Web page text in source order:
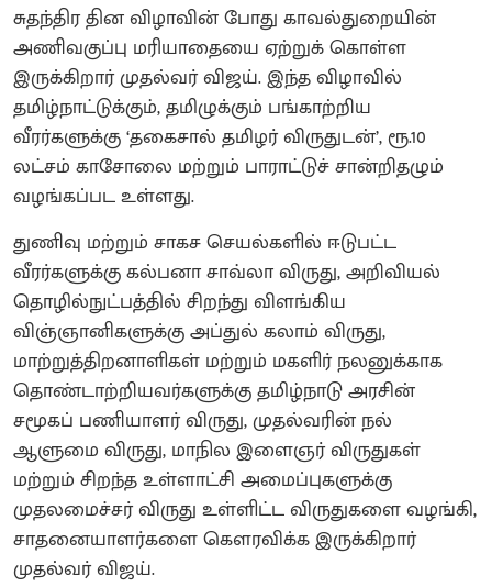
சுதந்திர தின விழாவின் போது காவல்துறையின்
அணிவகுப்பு மரியாதையை ஏற்றுக் கொள்ள
இருக்கிறார் முதல்வர் விஜய். இந்த விழாவில்
தமிழ்நாட்டுக்கும், தமிழுக்கும் பங்காற்றிய
வீரர்களுக்கு ‘தகைசால் தமிழர் விருதுடன்’, ரூ.10
லட்சம் காசோலை மற்றும் பாராட்டுச் சான்றிதழும்
வழங்கப்பட உள்ளது.
துணிவு மற்றும் சாகச செயல்களில் ஈடுபட்ட
வீரர்களுக்கு கல்பனா சாவ்லா விருது, அறிவியல்
தொழில்நுட்பத்தில் சிறந்து விளங்கிய
விஞ்ஞானிகளுக்கு அப்துல் கலாம் விருது,
மாற்றுத்திறனாளிகள் மற்றும் மகளிர் நலனுக்காக
தொண்டாற்றியவர்களுக்கு தமிழ்நாடு அரசின்
சமூகப் பணியாளர் விருது, முதல்வரின் நல்
ஆளுமை விருது, மாநில இளைஞர் விருதுகள்
மற்றும் சிறந்த உள்ளாட்சி அமைப்புகளுக்கு
முதலமைச்சர் விருது உள்ளிட்ட விருதுகளை வழங்கி,
சாதனையாளர்களை கௌரவிக்க இருக்கிறார்
முதல்வர் விஜய்.